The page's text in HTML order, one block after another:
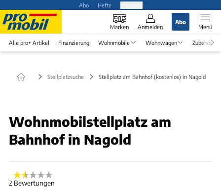
Abo Hefte
Marken Anmelden
Abo
Menü
Alle pro+ Artikel Finanzierung Wohnmobile Wohnwagen Zubehör
Stellplatzsuche Stellplatz am Bahnhof (kostenlos) in Nagold
Wohnmobilstellplatz am
Bahnhof in Nagold
2 Bewertungen